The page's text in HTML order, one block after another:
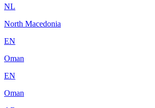
NL
North Macedonia
EN
Oman
EN
Oman